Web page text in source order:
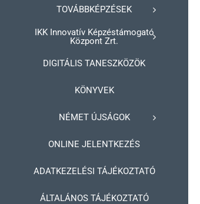
TOVÁBBKÉPZÉSEK
IKK Innovatív Képzéstámogató
Központ Zrt.
DIGITÁLIS TANESZKÖZÖK
KÖNYVEK
NÉMET ÚJSÁGOK
ONLINE JELENTKEZÉS
ADATKEZELÉSI TÁJÉKOZTATÓ
ÁLTALÁNOS TÁJÉKOZTATÓ